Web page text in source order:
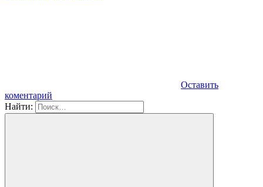
Оставить
коментарий
Найти: